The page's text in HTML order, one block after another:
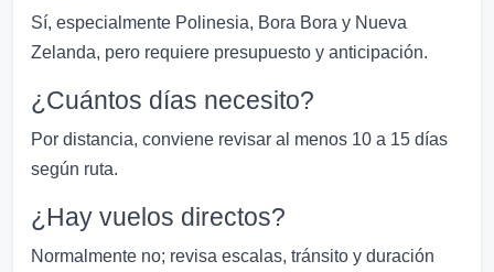
Sí, especialmente Polinesia, Bora Bora y Nueva
Zelanda, pero requiere presupuesto y anticipación.
¿Cuántos días necesito?
Por distancia, conviene revisar al menos 10 a 15 días
según ruta.
¿Hay vuelos directos?
Normalmente no; revisa escalas, tránsito y duración